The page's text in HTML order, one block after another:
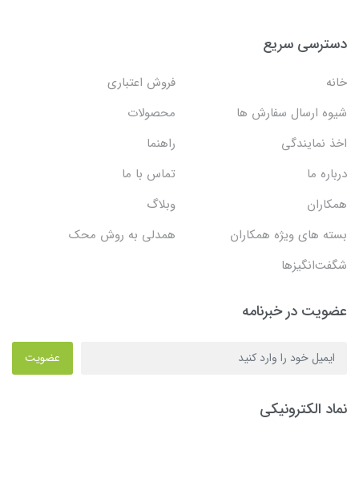
دسترسی سریع
خانه
فروش اعتباری
شیوه ارسال سفارش ها
محصولات
اخذ نمایندگی
راهنما
درباره ما
تماس با ما
همکاران
وبلاگ
بسته های ویژه همکاران
همدلی به روش محک
شگفت‌انگیزها
عضویت در خبرنامه
عضویت
نماد الکترونیکی